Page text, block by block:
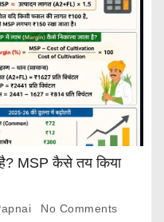
MSP कैसे तय किया
No Comments